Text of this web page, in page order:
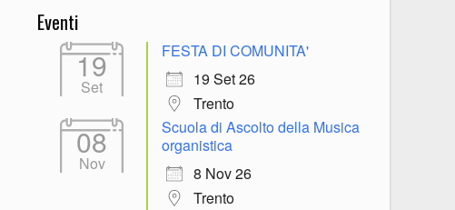
Eventi
19
Set
FESTA DI COMUNITA'
19 Set 26
Trento
08
Nov
Scuola di Ascolto della Musica
organistica
8 Nov 26
Trento